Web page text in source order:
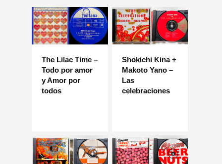
The Lilac Time –
Todo por amor
y Amor por
todos
Shokichi Kina +
Makoto Yano –
Las
celebraciones